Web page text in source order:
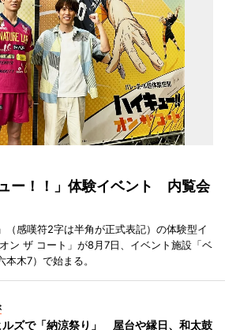
ー！！」体験イベント 内覧会
（感嘆符2字は半角が正式表記）の体験型イ
ン ザ コート」が8月7日、イベント施設「ベ
木7）で始まる。
ルズで「納涼祭り」 屋台や縁日、和太鼓